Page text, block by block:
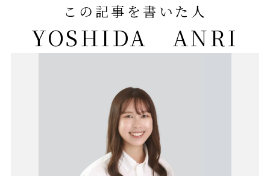
この記事を書いた人
YOSHIDA ANRI